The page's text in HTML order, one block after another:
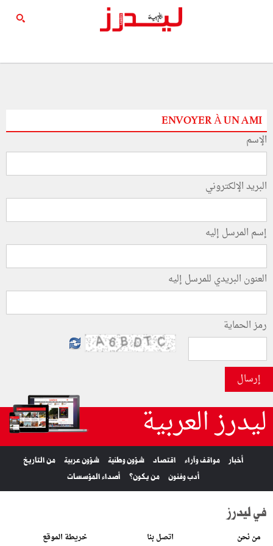
ENVOYER À UN AMI
الإسم
البريد الإلكتروني
إسم المرسل إليه
العنون البريدي للمرسل إليه
رمز الحماية
إرسال
ليدرز العربية
أخبار مواقف وآراء اقتصاد شؤون وطنية شؤون عربية
من التاريخ
أدب وفنون
من يكون؟ أصداء المؤسسات
في ليدرز
من نحن اتصل بنا خريطة الموقع